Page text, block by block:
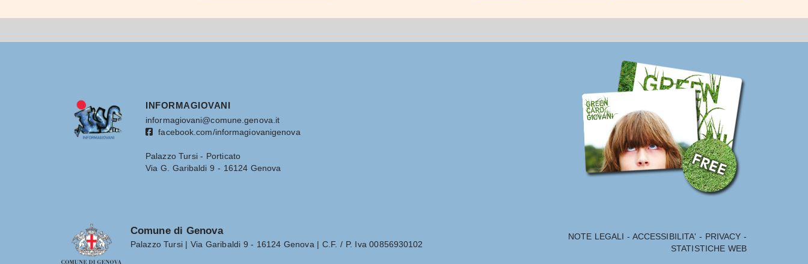
INFORMAGIOVANI
informagiovani@comune.genova.it
facebook.com/informagiovanigenova
Palazzo Tursi - Porticato
Via G. Garibaldi 9 - 16124 Genova
Comune di Genova
Palazzo Tursi | Via Garibaldi 9 - 16124 Genova | C.F. / P. Iva 00856930102
NOTE LEGALI - ACCESSIBILITA' - PRIVACY -
STATISTICHE WEB